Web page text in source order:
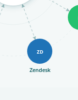
ZD
Zendesk